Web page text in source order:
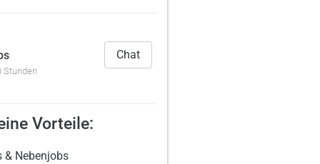
Stunden
Chat
Vorteile:
& Nebenjobs